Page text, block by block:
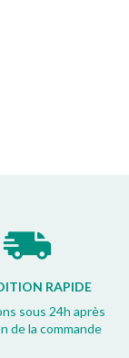
RAPIDE
sous 24h après
de la commande